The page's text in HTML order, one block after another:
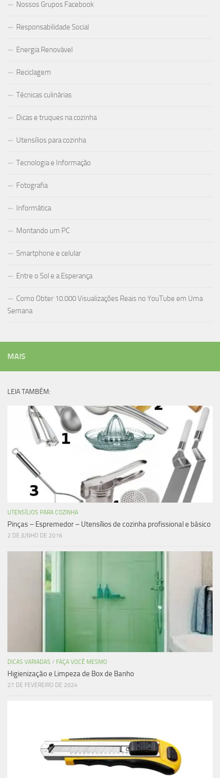
Nossos Grupos Facebook
Responsabilidade Social
Energia Renovável
Reciclagem
Técnicas culinárias
Dicas e truques na cozinha
Utensílios para cozinha
Tecnologia e Informação
Fotografia
Informática
Montando um PC
Smartphone e celular
Entre o Sol e a Esperança
Como Obter 10.000 Visualizações Reais no YouTube em Uma
Semana
MAIS
LEIA TAMBÉM:
UTENSÍLIOS PARA COZINHA
Pinças – Espremedor – Utensílios de cozinha profissional e básico
2 DE JUNHO DE 2016
DICAS VARIADAS / FAÇA VOCÊ MESMO
Higienização e Limpeza de Box de Banho
27 DE FEVEREIRO DE 2024